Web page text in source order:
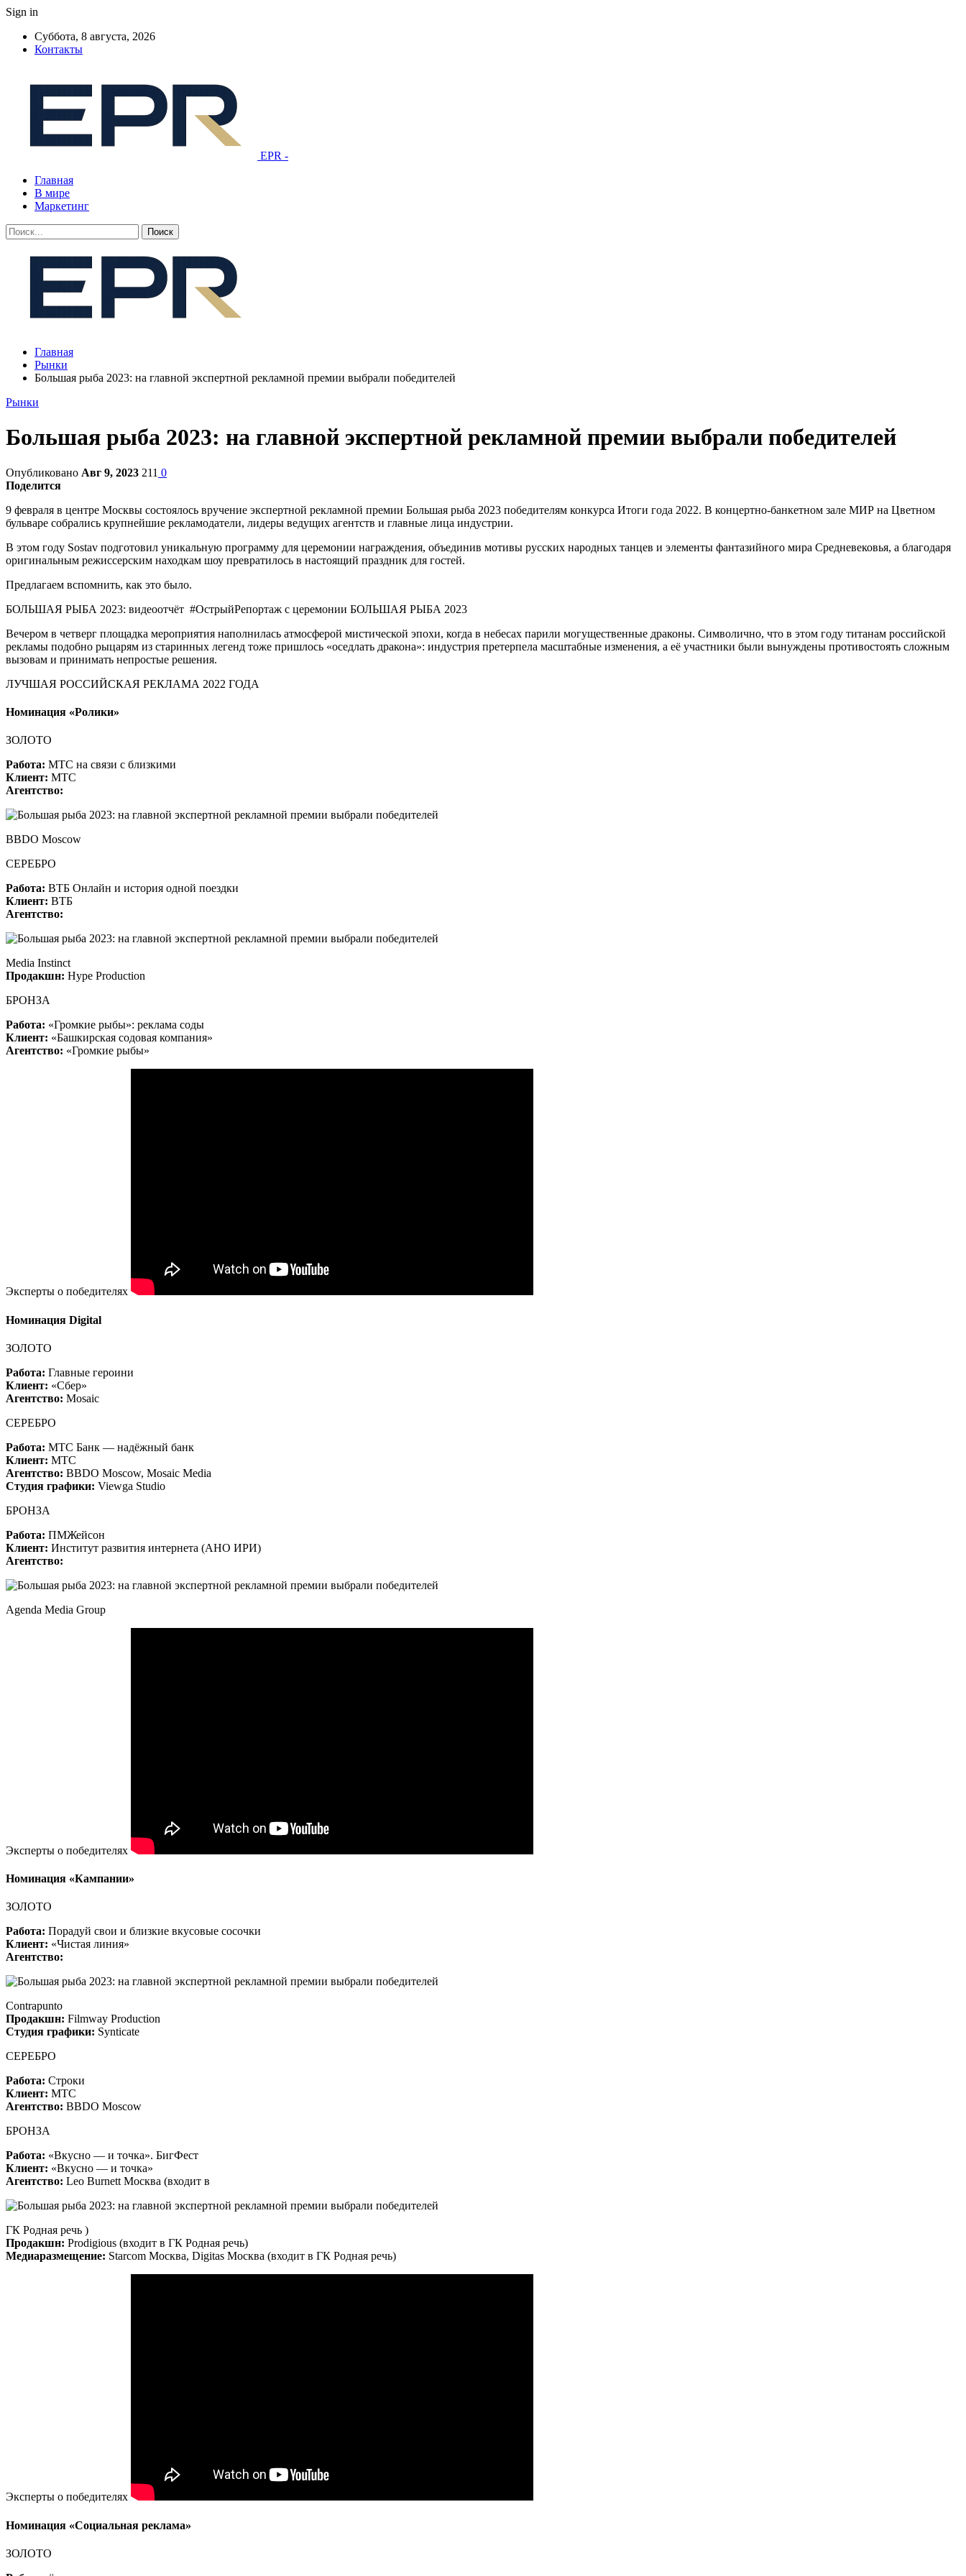
Sign in
Суббота, 8 августа, 2026
Контакты
EPR -
Главная
В мире
Маркетинг
Главная
Рынки
Большая рыба 2023: на главной экспертной рекламной премии выбрали победителей
Рынки
Большая рыба 2023: на главной экспертной рекламной премии выбрали победителей
Опубликовано Авг 9, 2023 211 0
Поделится
9 февраля в центре Москвы состоялось вручение экспертной рекламной премии Большая рыба 2023 победителям конкурса Итоги года 2022. В концертно-банкетном зале МИР на Цветном
бульваре собрались крупнейшие рекламодатели, лидеры ведущих агентств и главные лица индустрии.
В этом году Sostav подготовил уникальную программу для церемонии награждения, объединив мотивы русских народных танцев и элементы фантазийного мира Средневековья, а благодаря
оригинальным режиссерским находкам шоу превратилось в настоящий праздник для гостей.
Предлагаем вспомнить, как это было.
БОЛЬШАЯ РЫБА 2023: видеоотчёт #ОстрыйРепортаж с церемонии БОЛЬШАЯ РЫБА 2023
Вечером в четверг площадка мероприятия наполнилась атмосферой мистической эпохи, когда в небесах парили могущественные драконы. Символично, что в этом году титанам российской
рекламы подобно рыцарям из старинных легенд тоже пришлось «оседлать дракона»: индустрия претерпела масштабные изменения, а её участники были вынуждены противостоять сложным
вызовам и принимать непростые решения.
ЛУЧШАЯ РОССИЙСКАЯ РЕКЛАМА 2022 ГОДА
Номинация «Ролики»
ЗОЛОТО
Работа: МТС на связи с близкими
Клиент: МТС
Агентство:
BBDO Moscow
СЕРЕБРО
Работа: ВТБ Онлайн и история одной поездки
Клиент: ВТБ
Агентство:
Media Instinct
Продакшн: Hype Production
БРОНЗА
Работа: «Громкие рыбы»: реклама соды
Клиент: «Башкирская содовая компания»
Агентство: «Громкие рыбы»
Эксперты о победителях
Номинация Digital
ЗОЛОТО
Работа: Главные героини
Клиент: «Сбер»
Агентство: Mosaic
СЕРЕБРО
Работа: МТС Банк — надёжный банк
Клиент: МТС
Агентство: BBDO Moscow, Mosaic Media
Студия графики: Viewga Studio
БРОНЗА
Работа: ПМЖейсон
Клиент: Институт развития интернета (АНО ИРИ)
Агентство:
Agenda Media Group
Эксперты о победителях
Номинация «Кампании»
ЗОЛОТО
Работа: Порадуй свои и близкие вкусовые сосочки
Клиент: «Чистая линия»
Агентство:
Contrapunto
Продакшн: Filmway Production
Студия графики: Synticate
СЕРЕБРО
Работа: Строки
Клиент: МТС
Агентство: BBDO Moscow
БРОНЗА
Работа: «Вкусно — и точка». БигФест
Клиент: «Вкусно — и точка»
Агентство: Leo Burnett Москва (входит в
ГК Родная речь )
Продакшн: Prodigious (входит в ГК Родная речь)
Медиаразмещение: Starcom Москва, Digitas Москва (входит в ГК Родная речь)
Эксперты о победителях
Номинация «Социальная реклама»
ЗОЛОТО